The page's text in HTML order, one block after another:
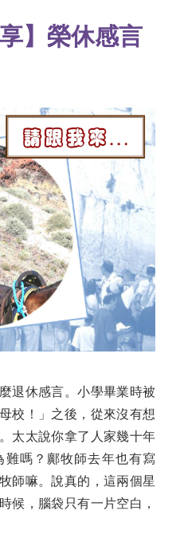
】榮休感言
退休感言。小學畢業時被
校！」之後，從來沒有想
太太說你拿了人家幾十年
嗎？鄺牧師去年也有寫
師嘛。說真的，這兩個星
候，腦袋只有一片空白，